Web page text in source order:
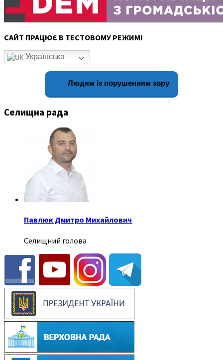
САЙТ ПРАЦЮЄ В ТЕСТОВОМУ РЕЖИМІ
Українська
Людям із порушенням зору
Селищна рада
Павлюк Дмитро Михайлович
Селищний голова